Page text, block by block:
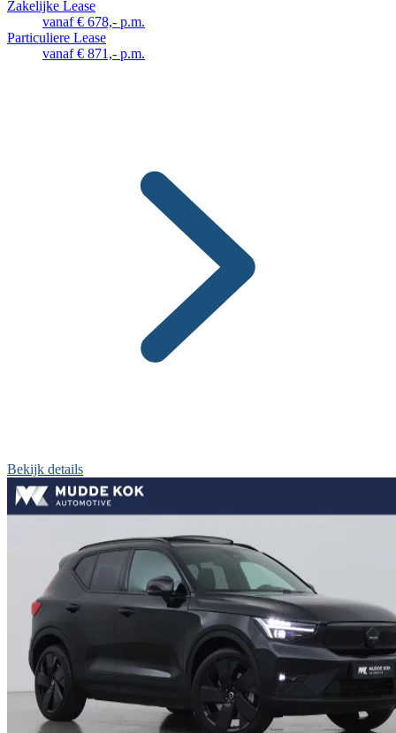
Zakelijke Lease
vanaf € 678,- p.m.
Particuliere Lease
vanaf € 871,- p.m.
Bekijk details